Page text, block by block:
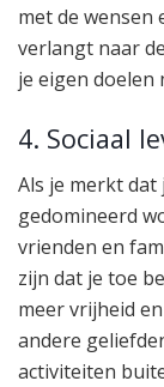
met de wensen
verlangt naar
je eigen doelen
4. Sociaal
Als je merkt dat
gedomineerd
vrienden en
zijn dat je toe
meer vrijheid
andere
activiteiten